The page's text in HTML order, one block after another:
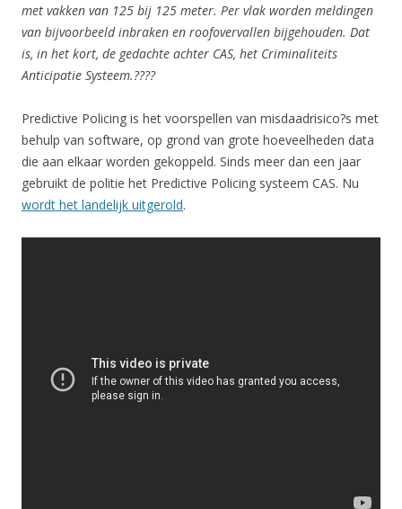
met vakken van 125 bij 125 meter. Per vlak worden meldingen
van bijvoorbeeld inbraken en roofovervallen bijgehouden. Dat
is, in het kort, de gedachte achter CAS, het Criminaliteits
Anticipatie Systeem.????
Predictive Policing is het voorspellen van misdaadrisico?s met
behulp van software, op grond van grote hoeveelheden data
die aan elkaar worden gekoppeld. Sinds meer dan een jaar
gebruikt de politie het Predictive Policing systeem CAS. Nu
wordt het landelijk uitgerold.